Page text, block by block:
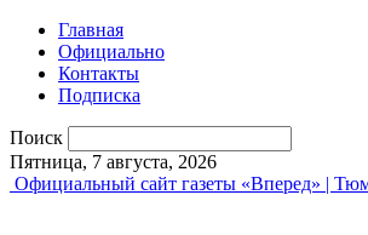
Главная
Официально
Контакты
Подписка
Поиск
Пятница, 7 августа, 2026
Официальный сайт газеты «Вперед» |